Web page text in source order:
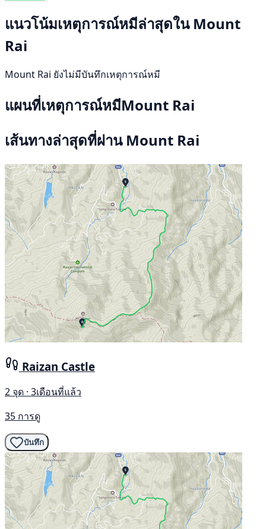
แนวโน้มเหตุการณ์หมีล่าสุดใน Mount
Rai
Mount Rai ยังไม่มีบันทึกเหตุการณ์หมี
แผนที่เหตุการณ์หมีMount Rai
เส้นทางล่าสุดที่ผ่าน Mount Rai
Raizan Castle
2 จุด · 3เดือนที่แล้ว
35 การดู
บันทึก